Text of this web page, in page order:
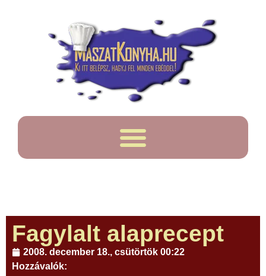
Fagylalt alaprecept
2008. december 18., csütörtök 00:22
Hozzávalók: